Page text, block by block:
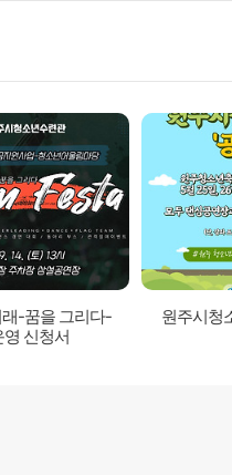
-꿈을 그리다-
영 신청서
원주시청